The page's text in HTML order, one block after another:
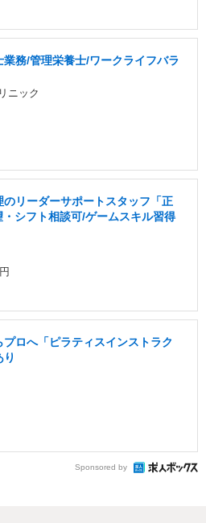
務/管理栄養士/ワークライフバラ
ニック
リーダーサポートスタッフ「正
シフト相談可/ゲームスキル習得
ロへ「ピラティスインストラク
Sponsored by